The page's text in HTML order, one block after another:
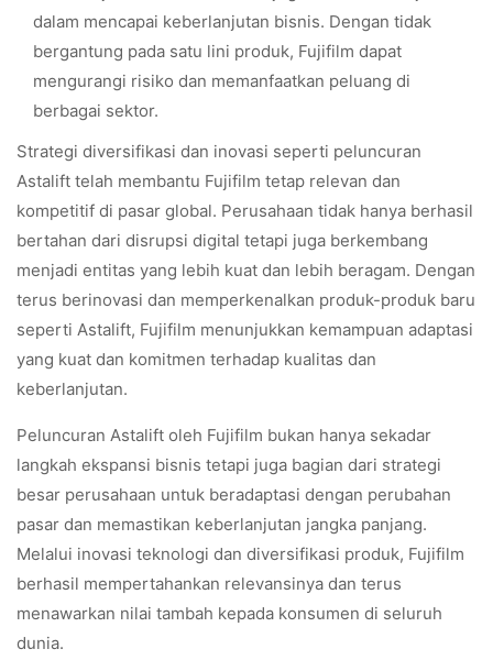
dalam mencapai keberlanjutan bisnis. Dengan tidak
bergantung pada satu lini produk, Fujifilm dapat
mengurangi risiko dan memanfaatkan peluang di
berbagai sektor.
Strategi diversifikasi dan inovasi seperti peluncuran
Astalift telah membantu Fujifilm tetap relevan dan
kompetitif di pasar global. Perusahaan tidak hanya berhasil
bertahan dari disrupsi digital tetapi juga berkembang
menjadi entitas yang lebih kuat dan lebih beragam. Dengan
terus berinovasi dan memperkenalkan produk-produk baru
seperti Astalift, Fujifilm menunjukkan kemampuan adaptasi
yang kuat dan komitmen terhadap kualitas dan
keberlanjutan.
Peluncuran Astalift oleh Fujifilm bukan hanya sekadar
langkah ekspansi bisnis tetapi juga bagian dari strategi
besar perusahaan untuk beradaptasi dengan perubahan
pasar dan memastikan keberlanjutan jangka panjang.
Melalui inovasi teknologi dan diversifikasi produk, Fujifilm
berhasil mempertahankan relevansinya dan terus
menawarkan nilai tambah kepada konsumen di seluruh
dunia.